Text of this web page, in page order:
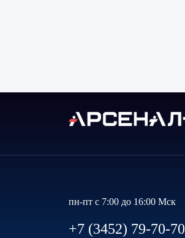
пн-пт с 7:00 до 16:00 Мск
+7 (3452) 79-70-70